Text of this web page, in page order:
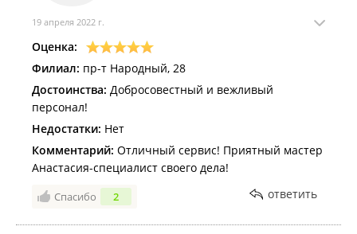
19 апреля 2022 г.
Оценка:
Филиал: пр-т Народный, 28
Достоинства: Добросовестный и вежливый
персонал!
Недостатки: Нет
Комментарий: Отличный сервис! Приятный мастер
Анастасия-специалист своего дела!
Спасибо 2 ответить